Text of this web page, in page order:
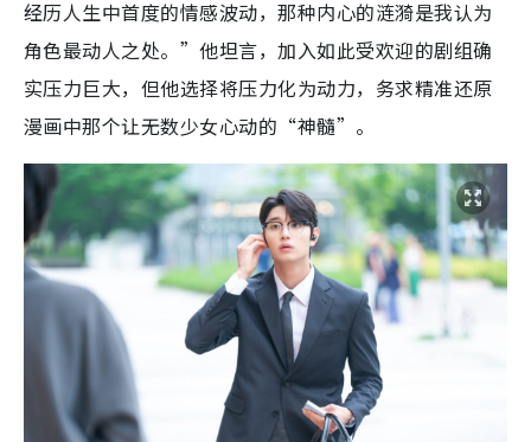
经历人生中首度的情感波动，那种内心的涟漪是我认为
角色最动人之处。”他坦言，加入如此受欢迎的剧组确
实压力巨大，但他选择将压力化为动力，务求精准还原
漫画中那个让无数少女心动的“神髓”。